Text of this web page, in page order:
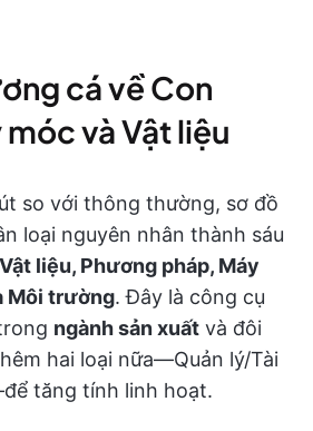
cá về Con
và Vật liệu
so với thông thường, sơ đồ
loại nguyên nhân thành sáu
liệu, Phương pháp, Máy
Môi trường. Đây là công cụ
ngành sản xuất và đôi
hai loại nữa—Quản lý/Tài
tăng tính linh hoạt.